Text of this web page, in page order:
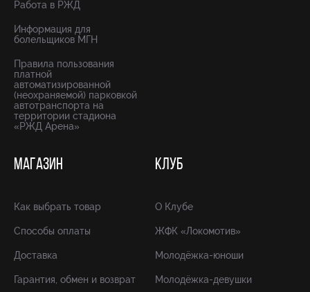
Работа в РЖД
Информация для
болельщиков МГН
Правила пользования
платной
автоматизированной
(неохраняемой) парковкой
автотранспорта на
территории стадиона
«РЖД Арена»
МАГАЗИН
Как выбрать товар
Способы оплаты
Доставка
Гарантия, обмен и возврат
КЛУБ
О Клубе
ЖФК «Локомотив»
Молодёжка-юноши
Молодёжка-девушки